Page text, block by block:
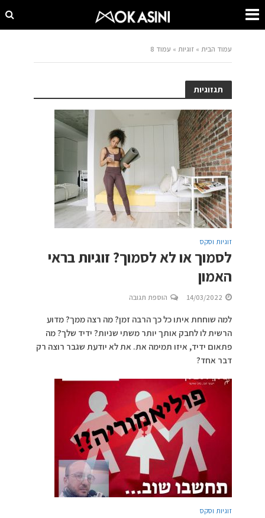
עמוד הבית »זוגיות » עמוד 8
תגזוגיות
זוגיות וסקס
לסמוך או לא לסמוך? זוגיות בראי
האמון
14/03/2022 הוספת תגובה
למה שוחחת איתו כל כך הרבה זמן? מה רצה ממך? מדוע
הרשית לו לחבק אותך יותר משתי שניות? ידיד שלך? מה
פתאום ידיד, איזו תמימה את. את לא יודעת שגבר רוצה רק
דבר אחד?
זוגיות וסקס